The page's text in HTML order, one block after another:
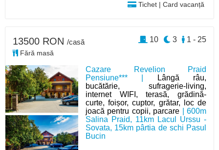
Tichet | Card vacanță
Cazare Revelion Praid
Pensiune*** |
Lângă râu,
bucătărie, sufragerie-living,
internet WIFI, terasă, grădină-
curte, foișor, cuptor, grătar, loc de
joacă pentru copii, parcare | 600m
Salina Praid, 11km Lacul Urssu -
Sovata, 15km pârtia de schi Pasul
Bucin
13500 RON /casă
Fără masă
1 - 25
3
10